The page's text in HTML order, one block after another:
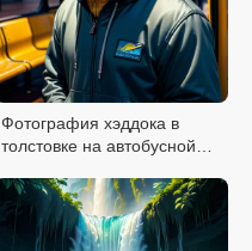
Фотография хэддока в
толстовке на автобусной